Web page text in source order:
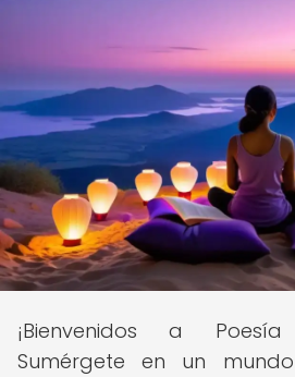
¡Bienvenidos a
Sumérgete en un